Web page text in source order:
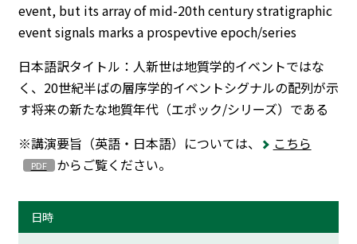
event, but its array of mid-20th century stratigraphic
event signals marks a prospevtive epoch/series
日本語訳タイトル：人新世は地質学的イベントではな
く、20世紀半ばの層序学的イベントシグナルの配列が示
す将来の新たな地質年代（エポック/シリーズ）である
※講演要旨（英語・日本語）については、
こちら
からご覧ください。
日時